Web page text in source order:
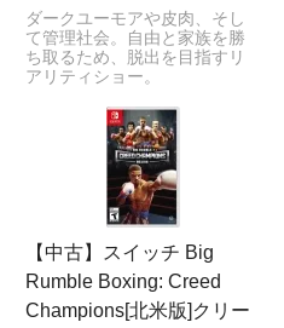
ダークユーモアや皮肉、そし
て管理社会。自由と家族を勝
ち取るため、脱出を目指すリ
アリティショー。
【中古】スイッチ Big
Rumble Boxing: Creed
Champions[北米版]クリー